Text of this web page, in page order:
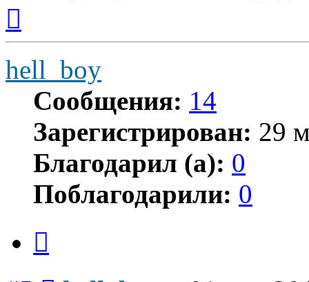
началу
hell_boy
Сообщения: 14
Зарегистрирован: 29
Благодарил (а): 0
Поблагодарили: 0